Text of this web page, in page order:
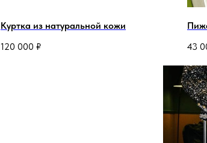
Куртка из натуральной кожи
120 000 ₽
43